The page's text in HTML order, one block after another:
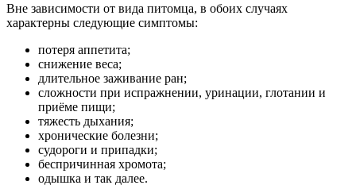
Вне зависимости от вида питомца, в обоих случаях
характерны следующие симптомы:
потеря аппетита;
снижение веса;
длительное заживание ран;
сложности при испражнении, уринации, глотании и
приёме пищи;
тяжесть дыхания;
хронические болезни;
судороги и припадки;
беспричинная хромота;
одышка и так далее.